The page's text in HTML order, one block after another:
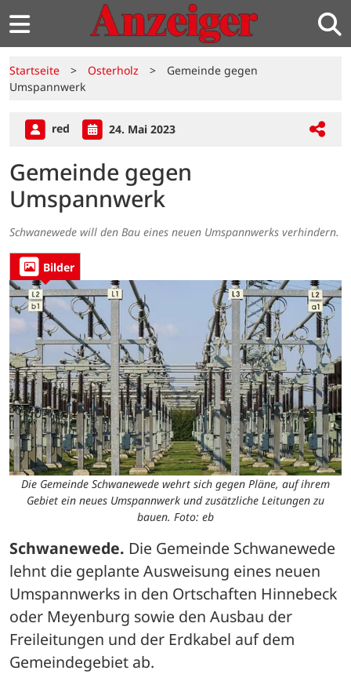
Startseite > Osterholz >
Gemeinde gegen
Umspannwerk
red 24. Mai 2023
Gemeinde gegen
Umspannwerk
Schwanewede will den Bau eines neuen Umspannwerks verhindern.
Bilder
Die Gemeinde Schwanewede wehrt sich gegen Pläne, auf ihrem
Gebiet ein neues Umspannwerk und zusätzliche Leitungen zu
bauen. Foto: eb
Schwanewede. Die Gemeinde Schwanewede
lehnt die geplante Ausweisung eines neuen
Umspannwerks in den Ortschaften Hinnebeck
oder Meyenburg sowie den Ausbau der
Freileitungen und der Erdkabel auf dem
Gemeindegebiet ab.